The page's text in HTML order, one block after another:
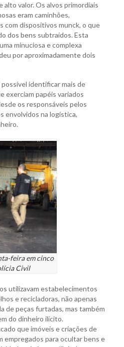
alto valor. Os alvos primordiais
eram caminhões,
dispositivos munck, o que
dos bens subtraídos. Esta
minuciosa e complexa
por aproximadamente dois
identificar mais de
exerciam papéis variados
os responsáveis pelos
envolvidos na logística,
feira em cinco
Civil
utilizavam estabelecimentos
e recicladoras, não apenas
de peças furtadas, mas também
do dinheiro ilícito.
que imóveis e criações de
empregados para ocultar bens e